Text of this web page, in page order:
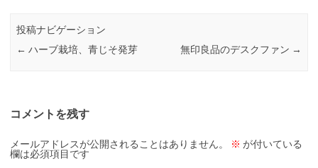
投稿ナビゲーション
← ハーブ栽培、青じそ発芽 無印良品のデスクファン →
コメントを残す
メールアドレスが公開されることはありません。 ※ が付いている
欄は必須項目です